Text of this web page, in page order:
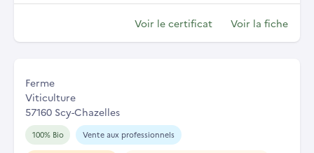
Voir le certificat Voir la fiche
Ferme
Viticulture
57160 Scy-Chazelles
100% Bio Vente aux professionnels